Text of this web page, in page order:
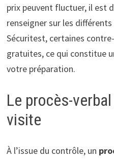
prix peuvent fluctuer, il est
renseigner sur les
Sécuritest, certaines
gratuites, ce qui constitue
votre préparation.
Le procès-
visite
À l’issue du contrôle, un